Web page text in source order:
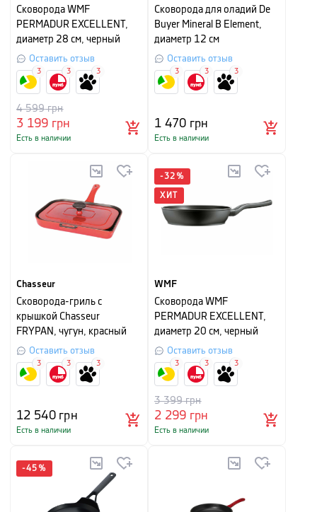
Сковорода WMF
PERMADUR EXCELLENT,
диаметр 28 см, черный
Оставить отзыв
3 199 грн
4 599грн
Есть в наличии
3 3 3
Сковорода для оладий De
Buyer Mineral B Element,
диаметр 12 см
Оставить отзыв
1 470 грн
Есть в наличии
3 3 3
Chasseur
Cковорода-гриль с
крышкой Chasseur
FRYPAN, чугун, красный
Оставить отзыв
12 540грн
Есть в наличии
3 3 3
-32 %
ХИТ
WMF
Сковорода WMF
PERMADUR EXCELLENT,
диаметр 20 см, черный
Оставить отзыв
2 299 грн
3 399грн
Есть в наличии
3 3 3
-45 %